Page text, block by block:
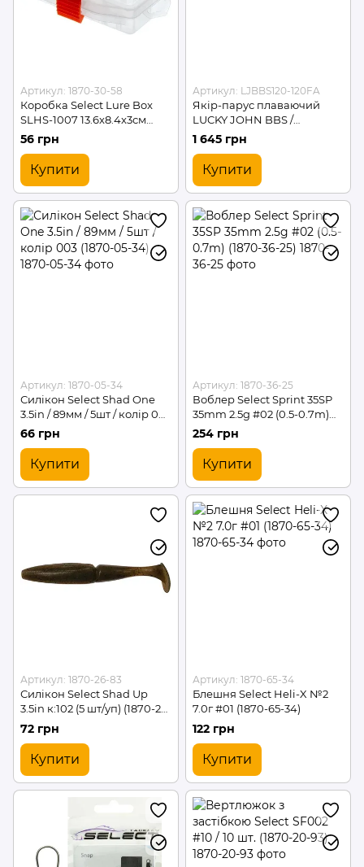
Артикул: 1870-30-58
Коробка Select Lure Box
SLHS-1007 13.6x8.4x3см
(1870-30-58)
56 грн
Купити
Артикул: LJBBS120-120FA
Якір-парус плаваючий
LUCKY JOHN BBS /
120x120см (LJBBS120-120FA)
1 645 грн
Купити
Артикул: 1870-05-34
Силікон Select Shad One
3.5in / 89мм / 5шт / колір 003
(1870-05-34)
66 грн
Купити
Артикул: 1870-36-25
Воблер Select Sprint 35SP
35mm 2.5g #02 (0.5-0.7m)
(1870-36-25)
254 грн
Купити
Артикул: 1870-26-83
Силікон Select Shad Up
3.5in к:102 (5 шт/уп) (1870-26-
83)
72 грн
Купити
Артикул: 1870-65-34
Блешня Select Heli-X №2
7.0г #01 (1870-65-34)
122 грн
Купити